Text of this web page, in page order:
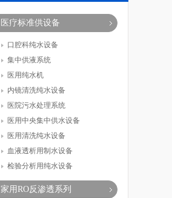
医疗标准供设备
口腔科纯水设备
集中供液系统
医用纯水机
内镜清洗纯水设备
医院污水处理系统
医用中央集中供水设备
医用清洗纯水设备
血液透析用制水设备
检验分析用纯水设备
家用RO反渗透系列